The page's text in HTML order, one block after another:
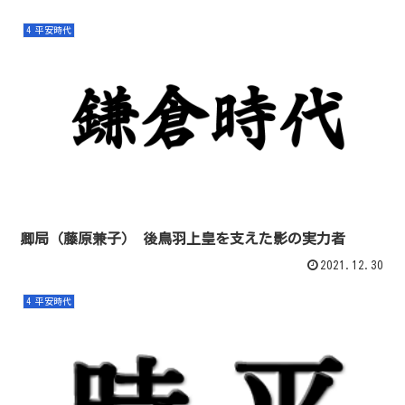
4 平安時代
卿局（藤原兼子） 後鳥羽上皇を支えた影の実力者
2021.12.30
4 平安時代